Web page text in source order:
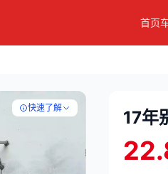
首页
快速了解 17年